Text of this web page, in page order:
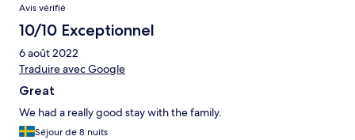
Avis vérifié
10/10 Exceptionnel
6 août 2022
Traduire avec Google
Great
We had a really good stay with the family.
Séjour de 8 nuits